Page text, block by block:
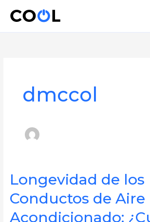
dmccol
Longevidad de los
Conductos de Aire
Acondicionado: